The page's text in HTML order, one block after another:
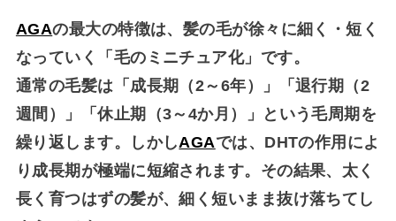
AGAの最大の特徴は、 髪の毛が徐々に細く・短く
なっていく「毛のミニチュア化」です。
通常の毛髪は「成長期（2～6年）」「退行期（2
週間）」「休止期（3～4か月）」という毛周期を
繰り返します。しかしAGAでは、DHTの作用によ
り成長期が極端に短縮されます。その結果、太く
長く育つはずの髪が、細く短いまま抜け落ちてし